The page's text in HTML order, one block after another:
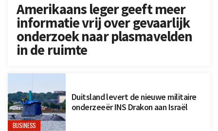
Amerikaans leger geeft meer
informatie vrij over gevaarlijk
onderzoek naar plasmavelden
in de ruimte
BUSINESS
Duitsland levert de nieuwe militaire
onderzeeër INS Drakon aan Israël